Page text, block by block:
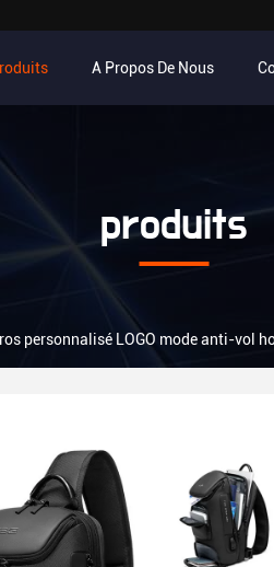
A Propos De Nous
produits
personnalisé LOGO mode anti-vol